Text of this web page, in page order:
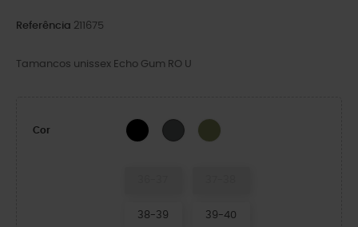
Referência 211675
Tamancos unissex Echo Gum RO U
Cor BLACK Cinza ArdósiaExército Verde
38-39 39-40